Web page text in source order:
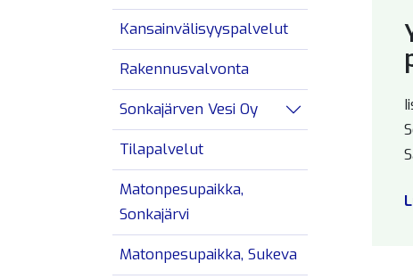
Kansainvälisyyspalvelut
Rakennusvalvonta
Avaa/sulje
Sonkajärven Vesi Oy
Tilapalvelut
Matonpesupaikka,
Sonkajärvi
Matonpesupaikka, Sukeva